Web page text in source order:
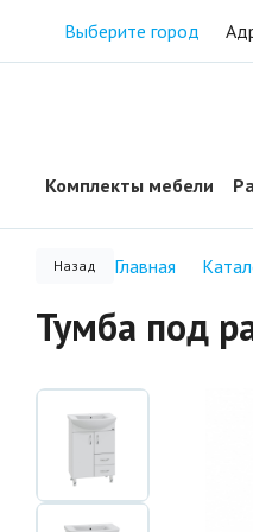
Выберите город
Комплекты мебели
Назад Главная
Тумба под